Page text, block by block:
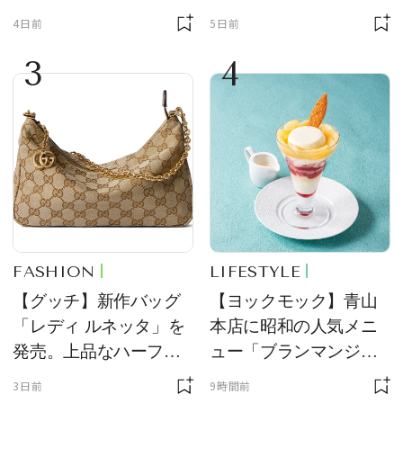
ーチ「はとっこ」を限
4日前
場！ デザイン性と収納
5日前
3
FASHION
【グッチ】新作バッグ
「レディ ルネッタ」を
発売。上品なハーフム
ーン型がスタイリング
3日前
4
LIFESTYLE
【ヨックモック】青山
本店に昭和の人気メニ
ュー「ブランマンジ
ェ」「ダックワーズ」
9時間前